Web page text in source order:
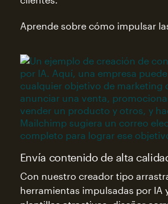
Aprende sobre cómo impulsar
Envía contenido de alta
Con nuestro creador tipo
herramientas impulsadas por IA